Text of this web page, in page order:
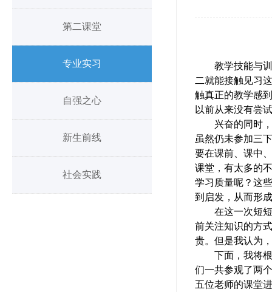
第二课堂
专业实习
自强之心
新生前线
社会实践
教学技能与
二就能接触见习
触真正的教学感
以前从来没有尝
兴奋的同时
虽然仍未参加三
要在课前、课中
课堂，有太多的
学习质量呢？这
到启发，从而形
在这一次短
前关注知识的方
贵。但是我认为
下面，我将
们一共参观了两
五位老师的课堂